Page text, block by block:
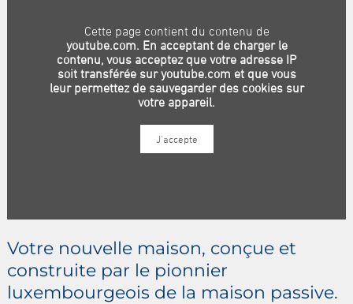
Votre nouvelle maison, conçue et
construite par le pionnier
luxembourgeois de la maison passive.